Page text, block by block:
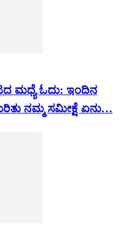
ಮಧ್ಯೆ ಓದು: ಇಂದಿನ
ನಮ್ಮ ಸಮೀಕ್ಷೆ ಏನು…